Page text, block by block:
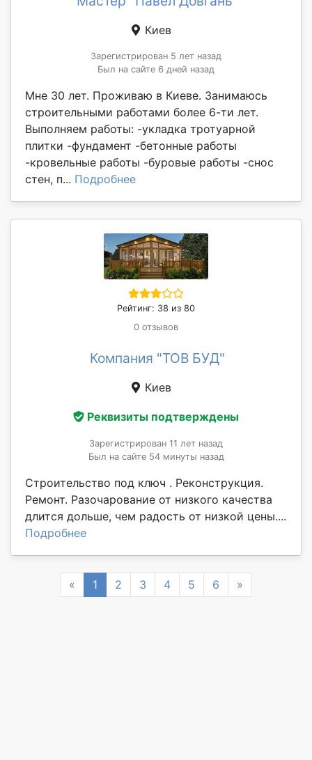
Киев
Зарегистрирован 5 лет назад
Был на сайте 6 дней назад
Мне 30 лет. Проживаю в Киеве. Занимаюсь
строительными работами более 6-ти лет.
Выполняем работы: -укладка тротуарной
плитки -фундамент -бетонные работы
-кровельные работы -буровые работы -снос
стен, п... Подробнее
Рейтинг: 38 из 80
0 отзывов
Компания "ТОВ БУД"
Киев
Реквизиты подтверждены
Зарегистрирован 11 лет назад
Был на сайте 54 минуты назад
Строительство под ключ . Реконструкция.
Ремонт. Разочарование от низкого качества
длится дольше, чем радость от низкой цены....
Подробнее
« Previous
1 2 3 4 5 6 »